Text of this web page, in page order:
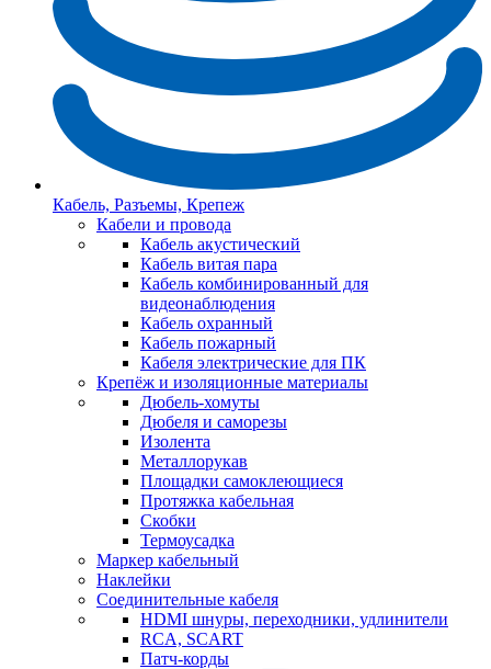
Кабель, Разъемы, Крепеж
Кабели и провода
Кабель акустический
Кабель витая пара
Кабель комбинированный для
видеонаблюдения
Кабель охранный
Кабель пожарный
Кабеля электрические для ПК
Крепёж и изоляционные материалы
Дюбель-хомуты
Дюбеля и саморезы
Изолента
Металлорукав
Площадки самоклеющиеся
Протяжка кабельная
Скобки
Термоусадка
Маркер кабельный
Наклейки
Соединительные кабеля
HDMI шнуры, переходники, удлинители
RCA, SCART
Патч-корды